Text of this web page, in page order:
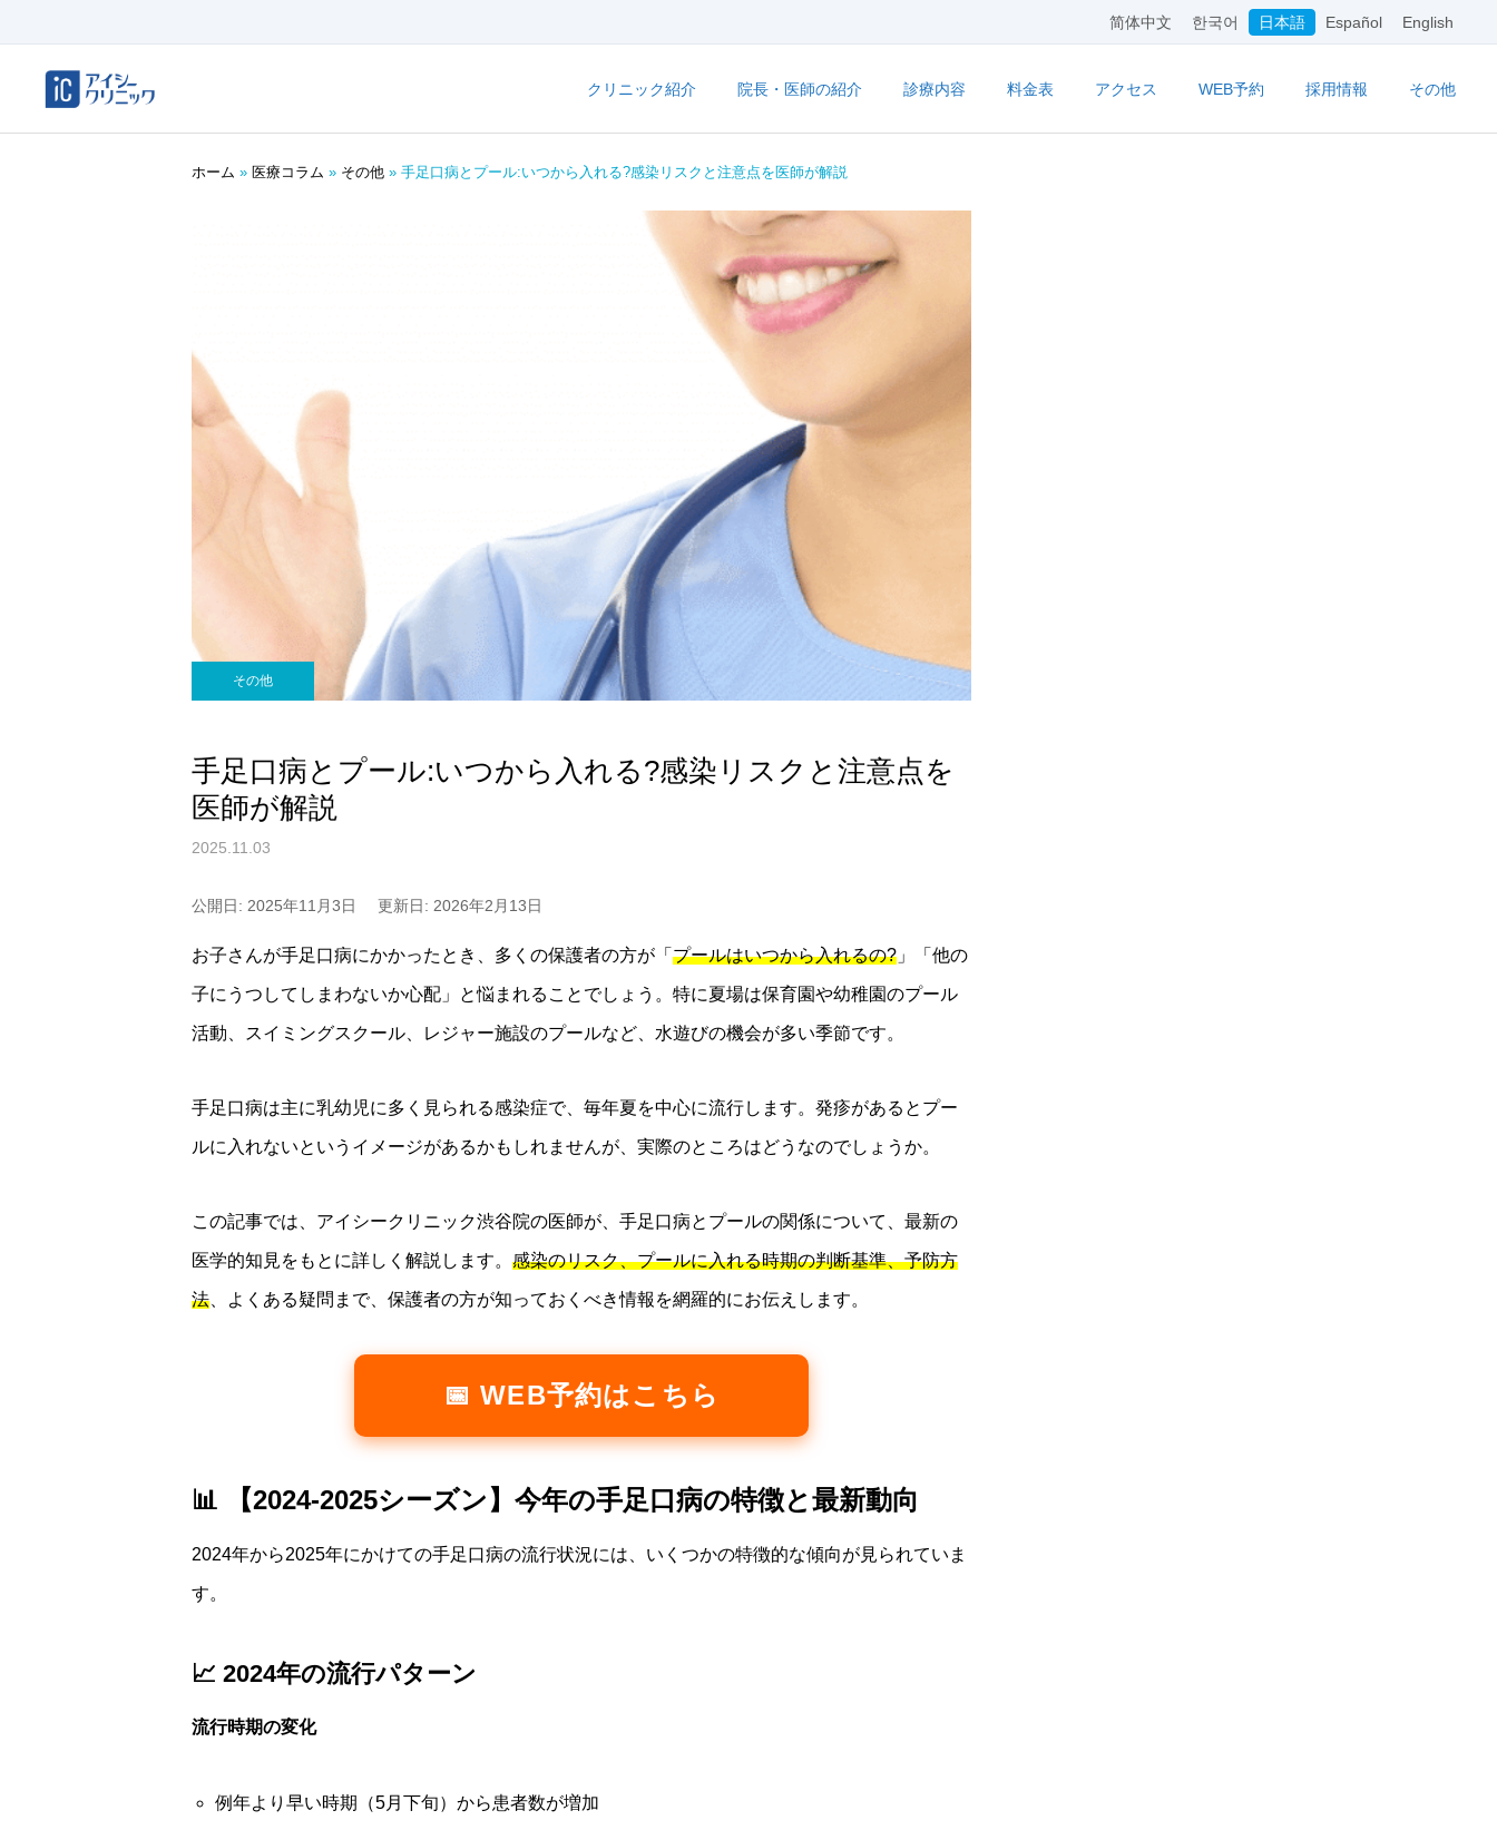
简体中文 한국어 日本語 Español English
クリニック紹介 院長・医師の紹介 診療内容 料金表 アクセス WEB予約 採用情報 その他
ホーム » 医療コラム » その他 » 手足口病とプール:いつから入れる?感染リスクと注意点を医師が解説
その他
手足口病とプール:いつから入れる?感染リスクと注意点を
医師が解説
2025.11.03
公開日: 2025年11月3日 更新日: 2026年2月13日
お子さんが手足口病にかかったとき、多くの保護者の方が「 プールはいつから入れるの? 」「他の
子にうつしてしまわないか心配」と悩まれることでしょう。特に夏場は保育園や幼稚園のプール
活動、スイミングスクール、レジャー施設のプールなど、水遊びの機会が多い季節です。
手足口病は主に乳幼児に多く見られる感染症で、毎年夏を中心に流行します。発疹があるとプー
ルに入れないというイメージがあるかもしれませんが、実際のところはどうなのでしょうか。
この記事では、アイシークリニック渋谷院の医師が、手足口病とプールの関係について、最新の
医学的知見をもとに詳しく解説します。 感染のリスク、プールに入れる時期の判断基準、予防方
法 、よくある疑問まで、保護者の方が知っておくべき情報を網羅的にお伝えします。
📅 WEB予約はこちら
📊 【2024-2025シーズン】今年の手足口病の特徴と最新動向
2024年から2025年にかけての手足口病の流行状況には、いくつかの特徴的な傾向が見られていま
す。
📈 2024年の流行パターン
流行時期の変化
例年より早い時期（5月下旬）から患者数が増加